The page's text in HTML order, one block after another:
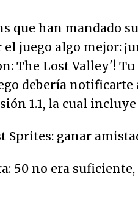
que han mandado
juego algo mejor:
The Lost Valley'! Tu
debería
1.1, la cual
Sprites: ganar
50 no era